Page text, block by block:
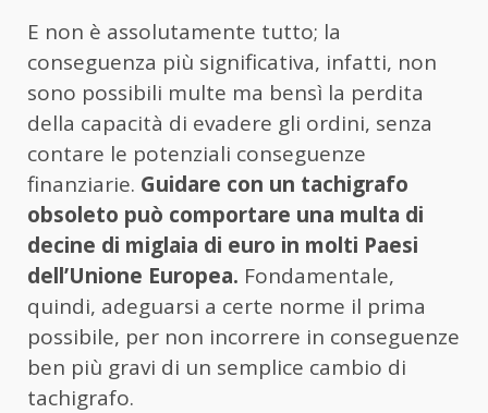
E non è assolutamente tutto; la
conseguenza più significativa, infatti, non
sono possibili multe ma bensì la perdita
della capacità di evadere gli ordini, senza
contare le potenziali conseguenze
finanziarie. Guidare con un tachigrafo
obsoleto può comportare una multa di
decine di miglaia di euro in molti Paesi
dell’Unione Europea. Fondamentale,
quindi, adeguarsi a certe norme il prima
possibile, per non incorrere in conseguenze
ben più gravi di un semplice cambio di
tachigrafo.